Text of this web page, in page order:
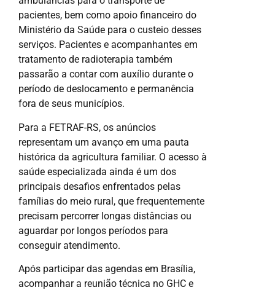
pacientes, bem como apoio financeiro do
Ministério da Saúde para o custeio desses
serviços. Pacientes e acompanhantes em
tratamento de radioterapia também
passarão a contar com auxílio durante o
período de deslocamento e permanência
fora de seus municípios.
Para a FETRAF-RS, os anúncios
representam um avanço em uma pauta
histórica da agricultura familiar. O acesso à
saúde especializada ainda é um dos
principais desafios enfrentados pelas
famílias do meio rural, que frequentemente
precisam percorrer longas distâncias ou
aguardar por longos períodos para
conseguir atendimento.
Após participar das agendas em Brasília,
acompanhar a reunião técnica no GHC e